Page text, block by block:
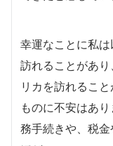
幸運なことに私
訪れることがあ
リカを訪れるこ
ものに不安はあ
務手続きや、税